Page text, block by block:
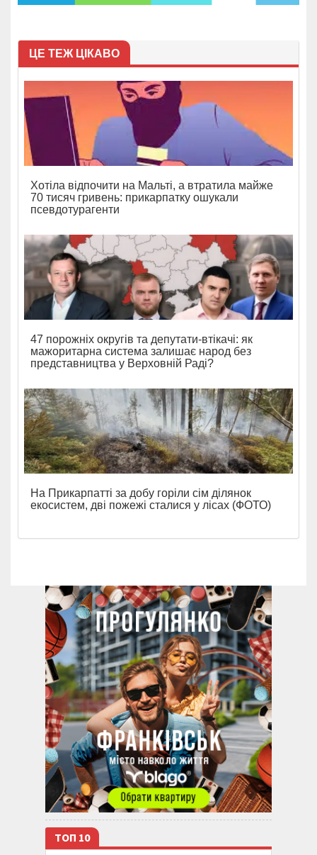
ЦЕ ТЕЖ ЦІКАВО
Хотіла відпочити на Мальті, а втратила майже
70 тисяч гривень: прикарпатку ошукали
псевдотурагенти
47 порожніх округів та депутати-втікачі: як
мажоритарна система залишає народ без
представництва у Верховній Раді?
На Прикарпатті за добу горіли сім ділянок
екосистем, дві пожежі сталися у лісах (ФОТО)
ТОП 10